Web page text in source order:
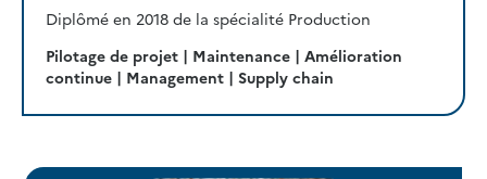
Diplômé en 2018 de la spécialité Production
Pilotage de projet | Maintenance | Amélioration
continue | Management | Supply chain